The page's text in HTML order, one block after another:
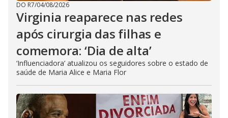
DO R7/04/08/2026
Virginia reaparece nas redes
após cirurgia das filhas e
comemora: ‘Dia de alta’
‘Influenciadora’ atualizou os seguidores sobre o estado de
saúde de Maria Alice e Maria Flor